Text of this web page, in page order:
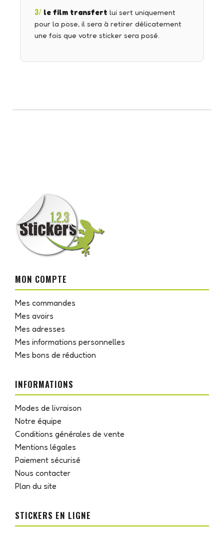
3/ le film transfert lui sert uniquement
pour la pose, il sera à retirer délicatement
une fois que votre sticker sera posé.
MON COMPTE
Mes commandes
Mes avoirs
Mes adresses
Mes informations personnelles
Mes bons de réduction
INFORMATIONS
Modes de livraison
Notre équipe
Conditions générales de vente
Mentions légales
Paiement sécurisé
Nous contacter
Plan du site
STICKERS EN LIGNE